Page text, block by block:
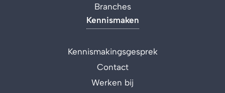
Branches
Kennismaken
Kennismakingsgesprek
Contact
Werken bij